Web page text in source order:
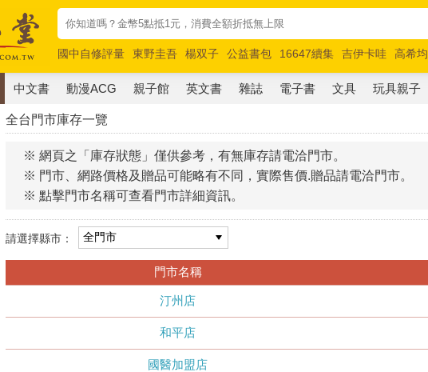
國中自修評量 東野圭吾 楊双子 公益書包 16647續集 吉伊卡哇 高希均
唯紅花綻放
奧德賽 路邊攤新作 馬斯克 玩具總動員5 超慢跑
中文書 動漫ACG 親子館 英文書 雜誌 電子書 文具 玩具親子
全台門市庫存一覽
※ 網頁之「庫存狀態」僅供參考，有無庫存請電洽門市。
※ 門市、網路價格及贈品可能略有不同，實際售價.贈品請電洽門市。
※ 點擊門市名稱可查看門市詳細資訊。
請選擇縣市：
門市名稱
汀州店
和平店
國醫加盟店